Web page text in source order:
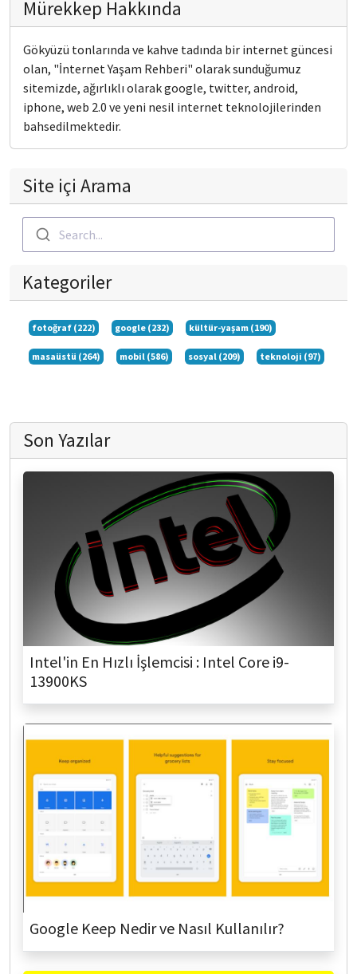
Mürekkep Hakkında
Gökyüzü tonlarında ve kahve tadında bir internet güncesi
olan, "İnternet Yaşam Rehberi" olarak sunduğumuz
sitemizde, ağırlıklı olarak google, twitter, android,
iphone, web 2.0 ve yeni nesil internet teknolojilerinden
bahsedilmektedir.
Site içi Arama
Search...
Kategoriler
fotoğraf (222) google (232) kültür-yaşam (190)
masaüstü (264) mobil (586) sosyal (209) teknoloji (97)
Son Yazılar
Intel'in En Hızlı İşlemcisi : Intel Core i9-
13900KS
Google Keep Nedir ve Nasıl Kullanılır?